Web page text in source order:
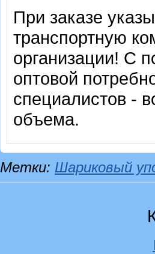
При заказе
транспортную
организации! С
оптовой
специалистов -
объема.
Метки: Шариковый